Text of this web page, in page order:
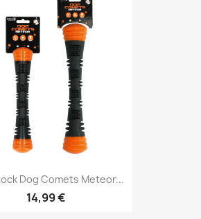
Dog Comets Meteor...
14,99 €